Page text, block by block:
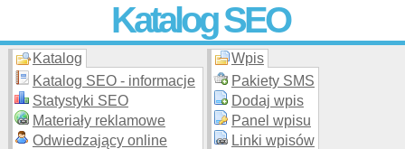
Katalog SEO
Skuteczna i promocja stron WWW –
moderowanego katalogu za darmo!
Katalog
Katalog SEO - informacje
Statystyki SEO
Materiały reklamowe
Odwiedzający online
Wpis
Pakiety SMS
Dodaj wpis
Panel wpisu
Linki wpisów